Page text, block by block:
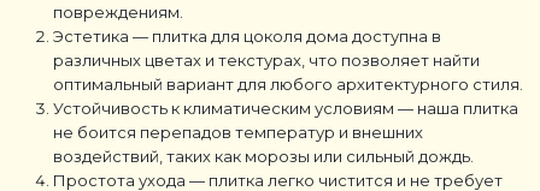
повреждениям.
Эстетика — плитка для цоколя дома доступна в
различных цветах и текстурах, что позволяет найти
оптимальный вариант для любого архитектурного стиля.
Устойчивость к климатическим условиям — наша плитка
не боится перепадов температур и внешних
воздействий, таких как морозы или сильный дождь.
Простота ухода — плитка легко чистится и не требует